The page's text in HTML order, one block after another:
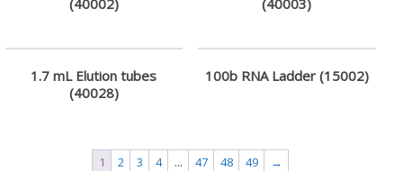
(40002)
(40003)
1.7 mL Elution tubes
(40028)
100b RNA Ladder (15002)
1 2 3 4 ... 47 48 49 →